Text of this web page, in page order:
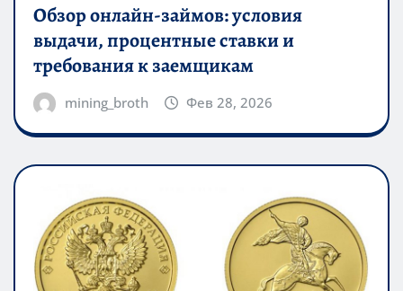
Обзор онлайн-займов: условия
выдачи, процентные ставки и
требования к заемщикам
mining_broth Фев 28, 2026